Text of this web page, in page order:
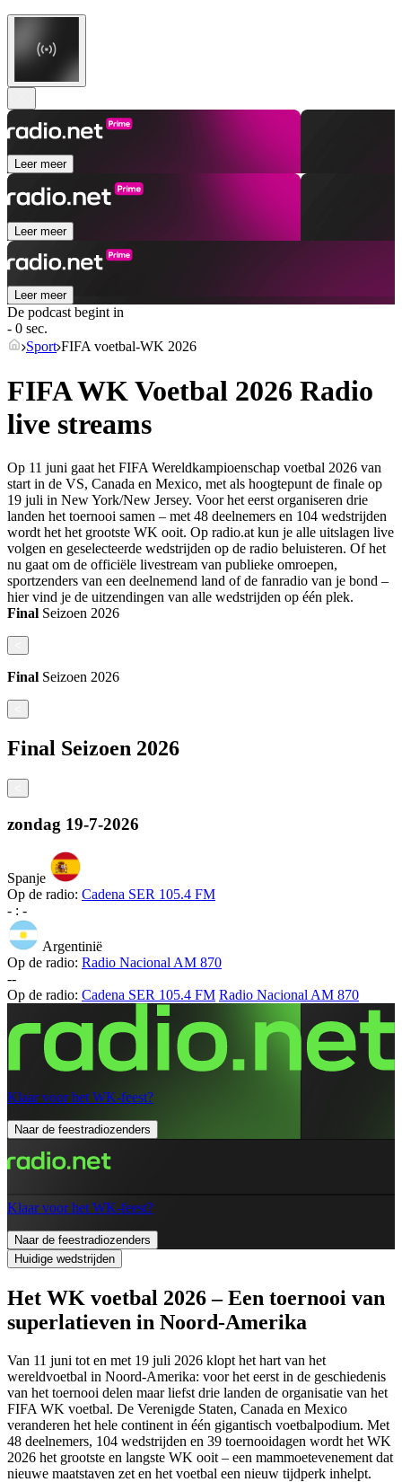
Leer meer
Leer meer
Leer meer
De podcast begint in
- 0 sec.
Sport FIFA voetbal-WK 2026
FIFA WK Voetbal 2026 Radio
live streams
Op 11 juni gaat het FIFA Wereldkampioenschap voetbal 2026 van
start in de VS, Canada en Mexico, met als hoogtepunt de finale op
19 juli in New York/New Jersey. Voor het eerst organiseren drie
landen het toernooi samen – met 48 deelnemers en 104 wedstrijden
wordt het het grootste WK ooit. Op radio.at kun je alle uitslagen live
volgen en geselecteerde wedstrijden op de radio beluisteren. Of het
nu gaat om de officiële livestream van publieke omroepen,
sportzenders van een deelnemend land of de fanradio van je bond –
hier vind je de uitzendingen van alle wedstrijden op één plek.
Final Seizoen 2026
Final Seizoen 2026
Final Seizoen 2026
zondag 19-7-2026
Spanje
Op de radio: Cadena SER 105.4 FM
- : -
Argentinië
Op de radio: Radio Nacional AM 870
--
Op de radio: Cadena SER 105.4 FM Radio Nacional AM 870
Klaar voor het WK-feest?
Naar de feestradiozenders
Klaar voor het WK-feest?
Naar de feestradiozenders
Huidige wedstrijden
Het WK voetbal 2026 – Een toernooi van
superlatieven in Noord-Amerika
Van 11 juni tot en met 19 juli 2026 klopt het hart van het
wereldvoetbal in Noord-Amerika: voor het eerst in de geschiedenis
van het toernooi delen maar liefst drie landen de organisatie van het
FIFA WK voetbal. De Verenigde Staten, Canada en Mexico
veranderen het hele continent in één gigantisch voetbalpodium. Met
48 deelnemers, 104 wedstrijden en 39 toernooidagen wordt het WK
2026 het grootste en langste WK ooit – een mammoetevenement dat
nieuwe maatstaven zet en het voetbal een nieuw tijdperk inhelpt.